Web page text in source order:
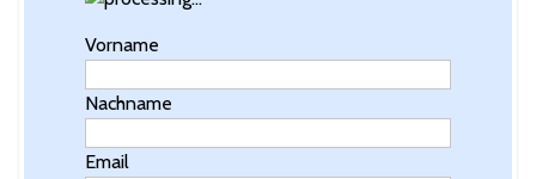
Vorname
Nachname
Email